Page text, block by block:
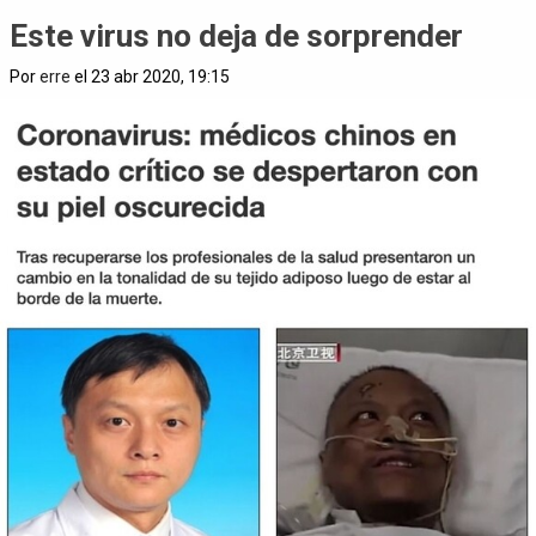
Este virus no deja de sorprender
Porerre el 23 abr 2020, 19:15